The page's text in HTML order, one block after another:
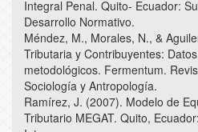
Integral Penal. Quito- Ecuador:
Desarrollo Normativo.
Méndez, M., Morales, N., &
Tributaria y Contribuyentes:
metodológicos. Fermentum.
Sociología y Antropología.
Ramírez, J. (2007). Modelo de
Tributario MEGAT. Quito,